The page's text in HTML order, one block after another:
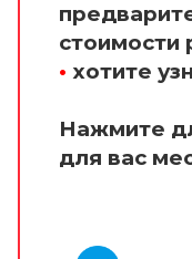
стоимости
• хотите
Нажмите
для вас